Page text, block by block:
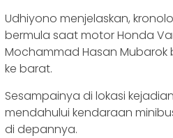
Udhiyono menjelaskan,
bermula saat motor Honda
Mochammad Hasan Mubarok
ke barat.
Sesampainya di lokasi
mendahului kendaraan
di depannya.